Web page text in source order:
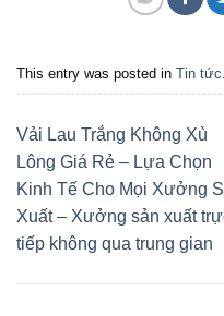
This entry was posted in Tin tức
Vải Lau Trắng Không Xù
Lông Giá Rẻ – Lựa Chọn
Kinh Tế Cho Mọi Xưởng
Xuất – Xưởng sản xuất
tiếp không qua trung gian